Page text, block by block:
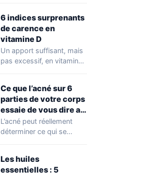
6 indices surprenants
de carence en
vitamine D
Un apport suffisant, mais
pas excessif, en vitamine
Ce que l’acné sur 6
parties de votre corps
essaie de vous dire au
sujet de vos habitudes
L’acné peut réellement
déterminer ce qui se
Les huiles
essentielles : 5